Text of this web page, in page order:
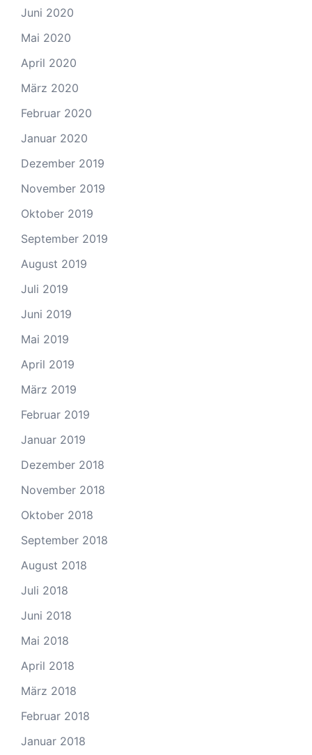
Juni 2020
Mai 2020
April 2020
März 2020
Februar 2020
Januar 2020
Dezember 2019
November 2019
Oktober 2019
September 2019
August 2019
Juli 2019
Juni 2019
Mai 2019
April 2019
März 2019
Februar 2019
Januar 2019
Dezember 2018
November 2018
Oktober 2018
September 2018
August 2018
Juli 2018
Juni 2018
Mai 2018
April 2018
März 2018
Februar 2018
Januar 2018